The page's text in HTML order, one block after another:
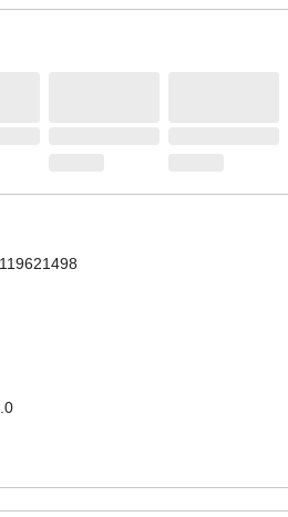
アルミダイキャスト